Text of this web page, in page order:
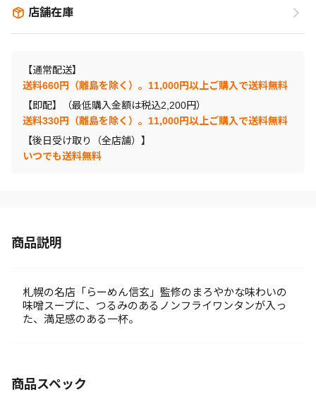
店舗在庫
【通常配送】
送料660円（離島を除く）。11,000円以上ご購入で送料無料
【即配】（最低購入金額は税込2,200円）
送料330円（離島を除く）。11,000円以上ご購入で送料無料
【後日受け取り（全店舗）】
いつでも送料無料
商品説明
札幌の名店「らーめん信玄」監修のまろやかな味わいの
味噌スープに、つるみのあるノンフライワンタンが入っ
た、満足感のある一杯。
商品スペック